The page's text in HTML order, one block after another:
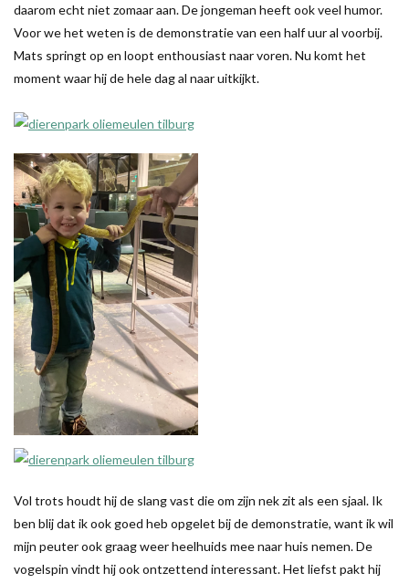
daarom echt niet zomaar aan. De jongeman heeft ook veel humor.
Voor we het weten is de demonstratie van een half uur al voorbij.
Mats springt op en loopt enthousiast naar voren. Nu komt het
moment waar hij de hele dag al naar uitkijkt.
Vol trots houdt hij de slang vast die om zijn nek zit als een sjaal. Ik
ben blij dat ik ook goed heb opgelet bij de demonstratie, want ik wil
mijn peuter ook graag weer heelhuids mee naar huis nemen. De
vogelspin vindt hij ook ontzettend interessant. Het liefst pakt hij